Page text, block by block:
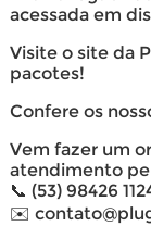
acessada em
Visite o site da
pacotes!
Confere os
Vem fazer um
atendimento
📞 (53) 98426
✉️